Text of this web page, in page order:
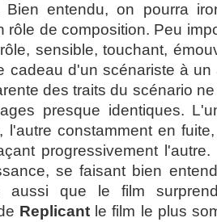
Bien entendu, on pourra
rôle de composition. Peu
sensible, touchant,
cadeau d'un scénariste à
des traits du scénario
presque identiques.
l'autre constamment en
progressivement
se faisant bien
aussi que le film
Replicant le film le plus